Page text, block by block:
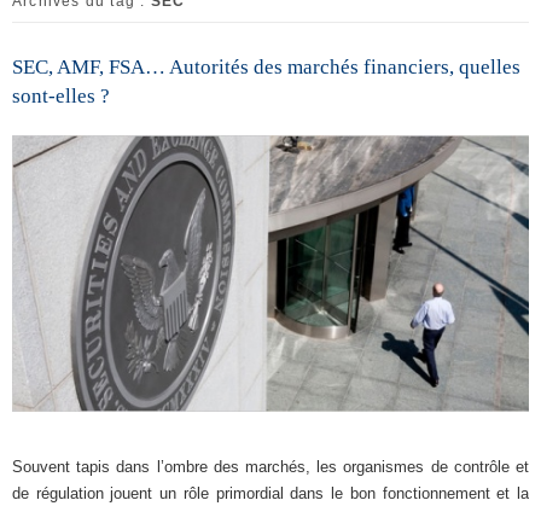
SEC, AMF, FSA… Autorités des marchés financiers, quelles
sont-elles ?
Souvent tapis dans l’ombre des marchés, les organismes de contrôle et
de régulation jouent un rôle primordial dans le bon fonctionnement et la